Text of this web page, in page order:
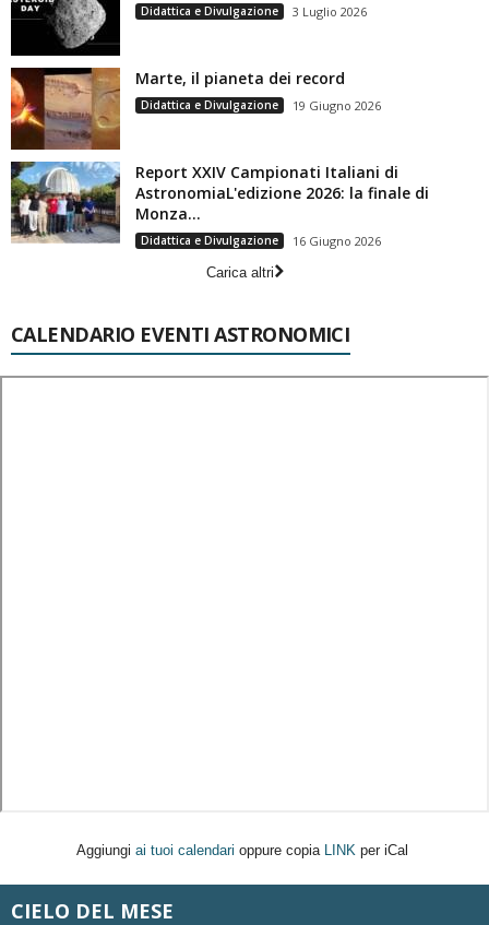
Didattica e Divulgazione 3 Luglio 2026
Marte, il pianeta dei record
Didattica e Divulgazione 19 Giugno 2026
Report XXIV Campionati Italiani di
AstronomiaL'edizione 2026: la finale di
Monza...
Didattica e Divulgazione
16 Giugno 2026
Carica altri
CALENDARIO EVENTI ASTRONOMICI
Aggiungi ai tuoi calendari oppure copia LINK per iCal
CIELO DEL MESE